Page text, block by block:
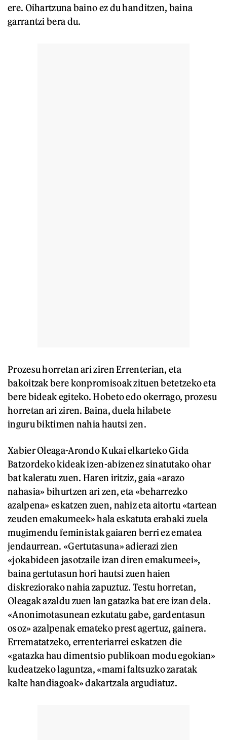
ere. Oihartzuna baino ez du handitzen, baina
garrantzi bera du.
Prozesu horretan ari ziren Errenterian, eta
bakoitzak bere konpromisoak zituen betetzeko eta
bere bideak egiteko. Hobeto edo okerrago, prozesu
horretan ari ziren. Baina, duela hilabete
inguru biktimen nahia hautsi zen.
Xabier Oleaga-Arondo Kukai elkarteko Gida
Batzordeko kideak izen-abizenez sinatutako ohar
bat kaleratu zuen. Haren iritziz, gaia «arazo
nahasia» bihurtzen ari zen, eta «beharrezko
azalpena» eskatzen zuen, nahiz eta aitortu «tartean
zeuden emakumeek» hala eskatuta erabaki zuela
mugimendu feministak gaiaren berri ez ematea
jendaurrean. «Gertutasuna» adierazi zien
«jokabideen jasotzaile izan diren emakumeei»,
baina gertutasun hori hautsi zuen haien
diskreziorako nahia zapuztuz. Testu horretan,
Oleagak azaldu zuen lan gatazka bat ere izan dela.
«Anonimotasunean ezkutatu gabe, gardentasun
osoz» azalpenak emateko prest agertuz, gainera.
Errematatzeko, errenteriarrei eskatzen die
«gatazka hau dimentsio publikoan modu egokian»
kudeatzeko laguntza, «mami faltsuzko zaratak
kalte handiagoak» dakartzala argudiatuz.